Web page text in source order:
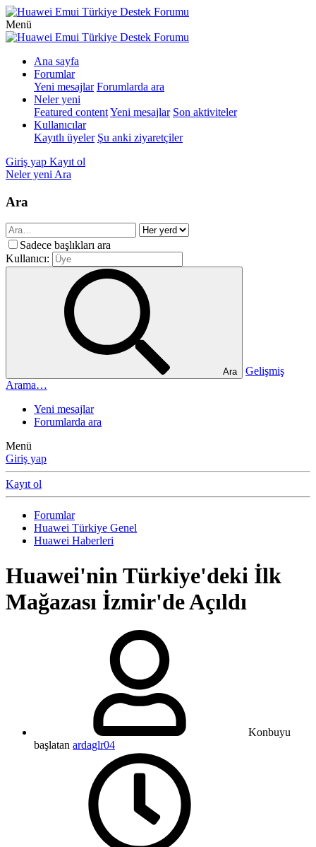
Menü
Ana sayfa
Forumlar
Yeni mesajlar Forumlarda ara
Neler yeni
Featured contentYeni mesajlar Son aktiviteler
Kullanıcılar
Kayıtlı üyeler Şu anki ziyaretçiler
Giriş yap Kayıt ol
Neler yeni Ara
Ara
Sadece başlıkları ara
Kullanıcı:
Ara
Gelişmiş
Arama…
Yeni mesajlar
Forumlarda ara
Menü
Giriş yap
Kayıt ol
Forumlar
Huawei Türkiye Genel
Huawei Haberleri
Huawei'nin Türkiye'deki İlk
Mağazası İzmir'de Açıldı
Konbuyu
başlatan ardaglr04